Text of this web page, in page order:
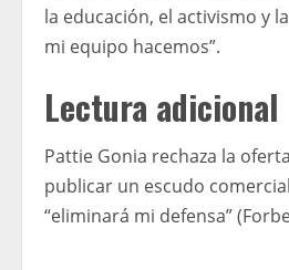
la educación, el activismo y
mi equipo hacemos”.
Lectura adicional
Pattie Gonia rechaza la
publicar un escudo
“eliminará mi defensa”